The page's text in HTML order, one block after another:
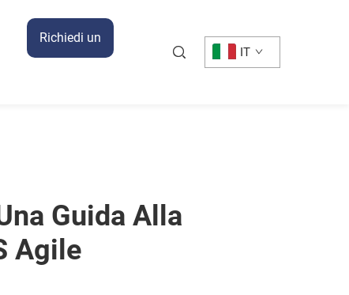
Richiedi un
IT
Guida Alla
Agile